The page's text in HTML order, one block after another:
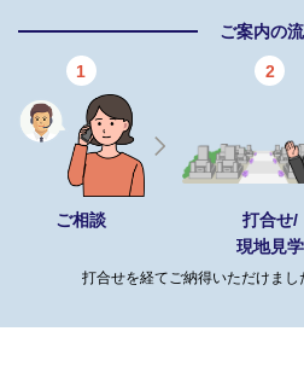
ご案内の
1
ご相談
2
打合せ/
現地見学
打合せを経てご納得いただけまし